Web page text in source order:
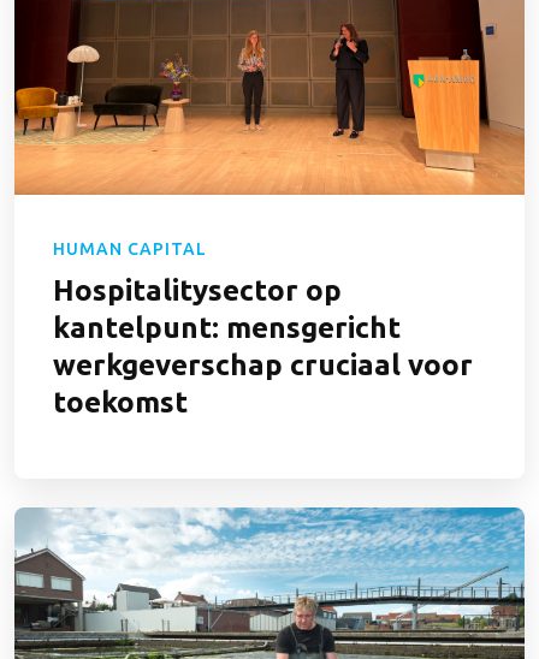
HUMAN CAPITAL
Hospitalitysector op
kantelpunt: mensgericht
werkgeverschap cruciaal voor
toekomst